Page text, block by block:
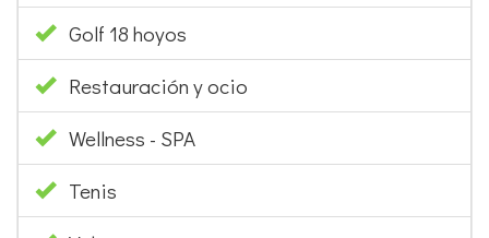
Golf 18 hoyos
Restauración y ocio
Wellness - SPA
Tenis